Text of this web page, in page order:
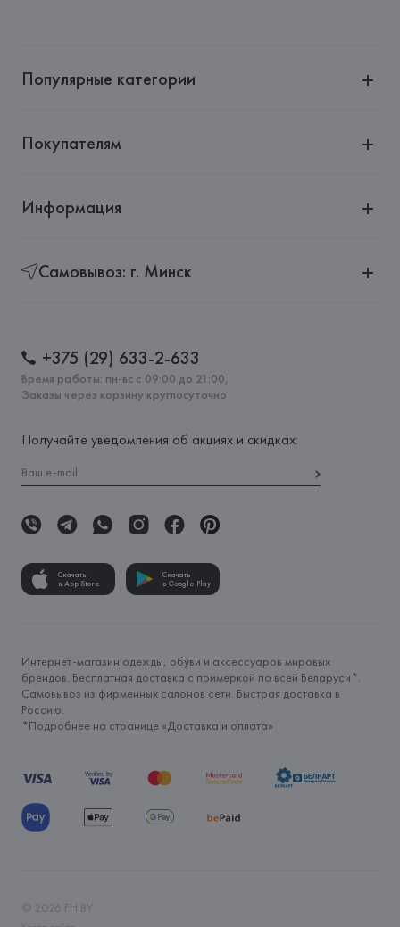
Популярные категории
Покупателям
Информация
Самовывоз: г. Минск
+375 (29) 633-2-633
Время работы: пн-вс с 09:00 до 21:00,
Заказы через корзину круглосуточно
Получайте уведомления об акциях и скидках:
Скачать
в App Store
Скачать
в Google Play
Интернет-магазин одежды, обуви и аксессуаров мировых
брендов. Бесплатная доставка с примеркой по всей Беларуси*.
Самовывоз из фирменных салонов сети. Быстрая доставка в
Россию.
*Подробнее на странице «Доставка и оплата»
© 2026 FH.BY